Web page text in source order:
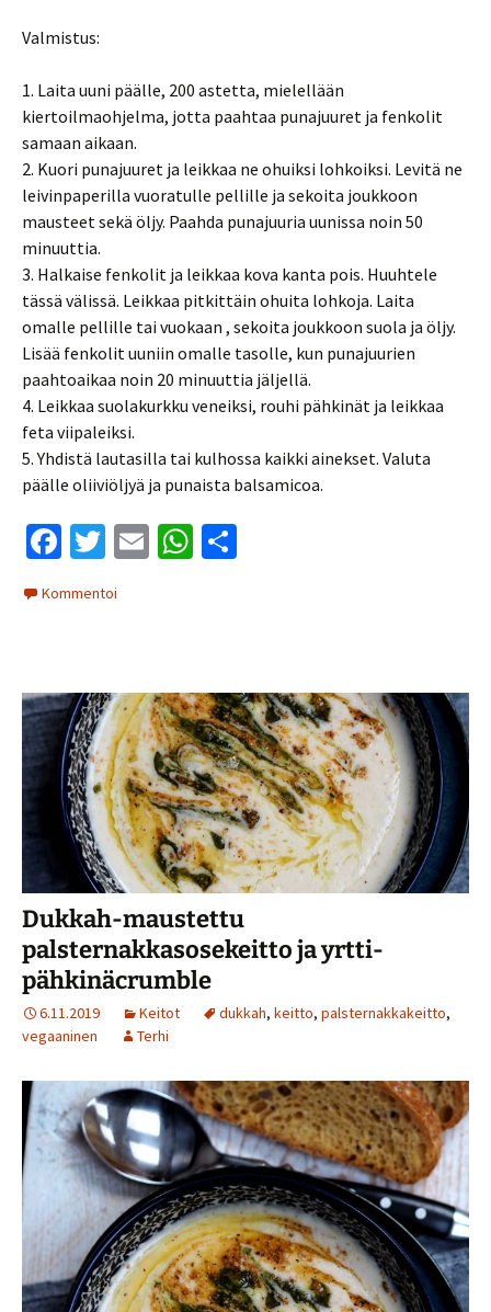
Valmistus:
1. Laita uuni päälle, 200 astetta, mielellään
kiertoilmaohjelma, jotta paahtaa punajuuret ja fenkolit
samaan aikaan.
2. Kuori punajuuret ja leikkaa ne ohuiksi lohkoiksi. Levitä ne
leivinpaperilla vuoratulle pellille ja sekoita joukkoon
mausteet sekä öljy. Paahda punajuuria uunissa noin 50
minuuttia.
3. Halkaise fenkolit ja leikkaa kova kanta pois. Huuhtele
tässä välissä. Leikkaa pitkittäin ohuita lohkoja. Laita
omalle pellille tai vuokaan , sekoita joukkoon suola ja öljy.
Lisää fenkolit uuniin omalle tasolle, kun punajuurien
paahtoaikaa noin 20 minuuttia jäljellä.
4. Leikkaa suolakurkku veneiksi, rouhi pähkinät ja leikkaa
feta viipaleiksi.
5. Yhdistä lautasilla tai kulhossa kaikki ainekset. Valuta
päälle oliiviöljyä ja punaista balsamicoa.
Fa
b
o
k
T
wi
tt
E
W
p
p
Kommentoi
Dukkah-maustettu
palsternakkasosekeitto ja yrtti-
pähkinäcrumble
6.11.2019 Keitot dukkah, keitto, palsternakkakeitto,
vegaaninen
Terhi